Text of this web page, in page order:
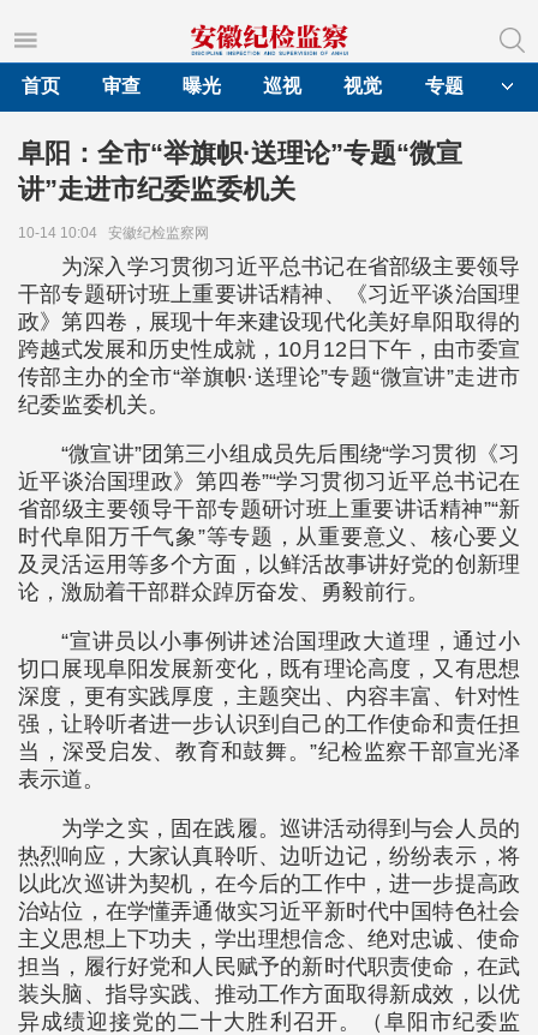
首页
审查 曝光 巡视 视觉 专题
阜阳：全市“举旗帜·送理论”专题“微宣
讲”走进市纪委监委机关
10-14 10:04 安徽纪检监察网
为深入学习贯彻习近平总书记在省部级主要领导
干部专题研讨班上重要讲话精神、《习近平谈治国理
政》第四卷，展现十年来建设现代化美好阜阳取得的
跨越式发展和历史性成就，10月12日下午，由市委宣
传部主办的全市“举旗帜·送理论”专题“微宣讲”走进市
纪委监委机关。
“微宣讲”团第三小组成员先后围绕“学习贯彻《习
近平谈治国理政》第四卷”“学习贯彻习近平总书记在
省部级主要领导干部专题研讨班上重要讲话精神”“新
时代阜阳万千气象”等专题，从重要意义、核心要义
及灵活运用等多个方面，以鲜活故事讲好党的创新理
论，激励着干部群众踔厉奋发、勇毅前行。
“宣讲员以小事例讲述治国理政大道理，通过小
切口展现阜阳发展新变化，既有理论高度，又有思想
深度，更有实践厚度，主题突出、内容丰富、针对性
强，让聆听者进一步认识到自己的工作使命和责任担
当，深受启发、教育和鼓舞。”纪检监察干部宣光泽
表示道。
为学之实，固在践履。巡讲活动得到与会人员的
热烈响应，大家认真聆听、边听边记，纷纷表示，将
以此次巡讲为契机，在今后的工作中，进一步提高政
治站位，在学懂弄通做实习近平新时代中国特色社会
主义思想上下功夫，学出理想信念、绝对忠诚、使命
担当，履行好党和人民赋予的新时代职责使命，在武
装头脑、指导实践、推动工作方面取得新成效，以优
异成绩迎接党的二十大胜利召开。（阜阳市纪委监